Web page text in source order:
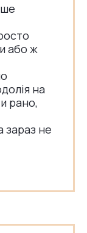
або ж
на
рано,
зараз не